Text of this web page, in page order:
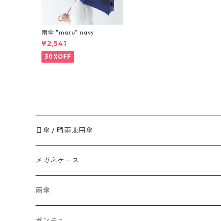
雨傘 "maru" navy
¥2,541
30%OFF
日傘 / 晴雨兼用傘
メガネケース
雨傘